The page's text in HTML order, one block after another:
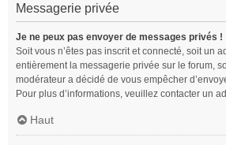
Messagerie privée
Je ne peux pas envoyer de messages privés !
Soit vous n’êtes pas inscrit et connecté, soit un
entièrement la messagerie privée sur le forum,
modérateur a décidé de vous empêcher
Pour plus d’informations, veuillez contacter un
Haut